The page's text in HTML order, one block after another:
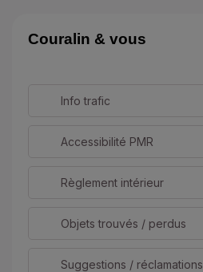
Couralin & vous
Info trafic
Accessibilité PMR
Règlement intérieur
Objets trouvés / perdus
Suggestions / réclamations